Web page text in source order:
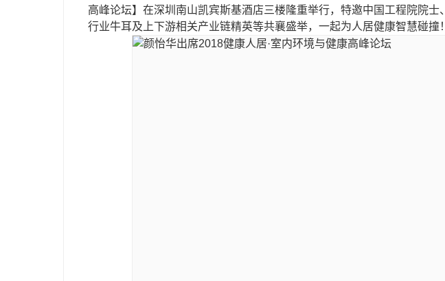
高峰论坛】在深圳南山凯宾斯基酒店三楼隆重举行，特邀中国工程院院
行业牛耳及上下游相关产业链精英等共襄盛举，一起为人居健康智慧碰撞！